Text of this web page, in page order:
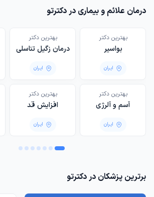
درمان علائم و بیماری در دکترتو
بهترین دکتر
بواسیر
ایران
بهترین دکتر
آسم و آلرژی
ایران
بهترین دکتر
درمان زگیل تناسلی
ایران
بهترین دکتر
افزایش قد
ایران
برترین پزشکان در دکترتو